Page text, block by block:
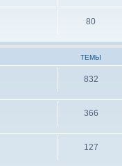
80
ТЕМЫ
832
366
127